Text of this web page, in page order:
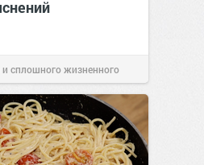
сплошного жизненного
авг 2026